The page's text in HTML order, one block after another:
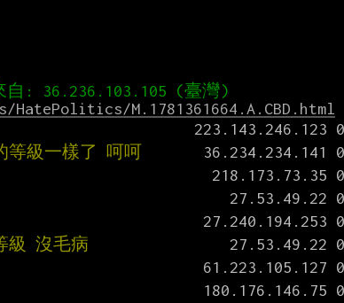
M.1781361664.A.CBD.html
等級一樣了 呵呵
級 沒毛病